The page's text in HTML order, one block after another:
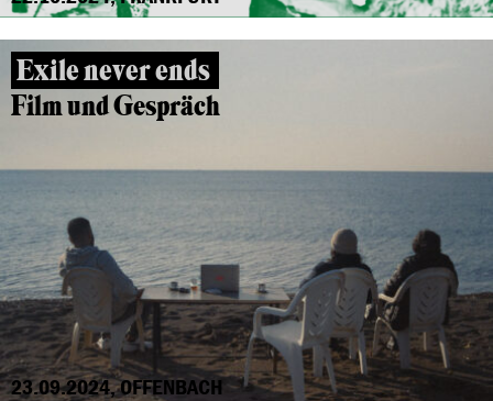
Exile never ends
Film und Gespräch
23.09.2024, OFFENBACH